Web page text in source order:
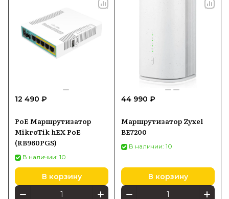
12 490 ₽
PoE Маршрутизатор
MikroTik hEX PoE
(RB960PGS)
В наличии: 10
В корзину
44 990 ₽
Маршрутизатор Zyxel
BE7200
В наличии: 10
В корзину